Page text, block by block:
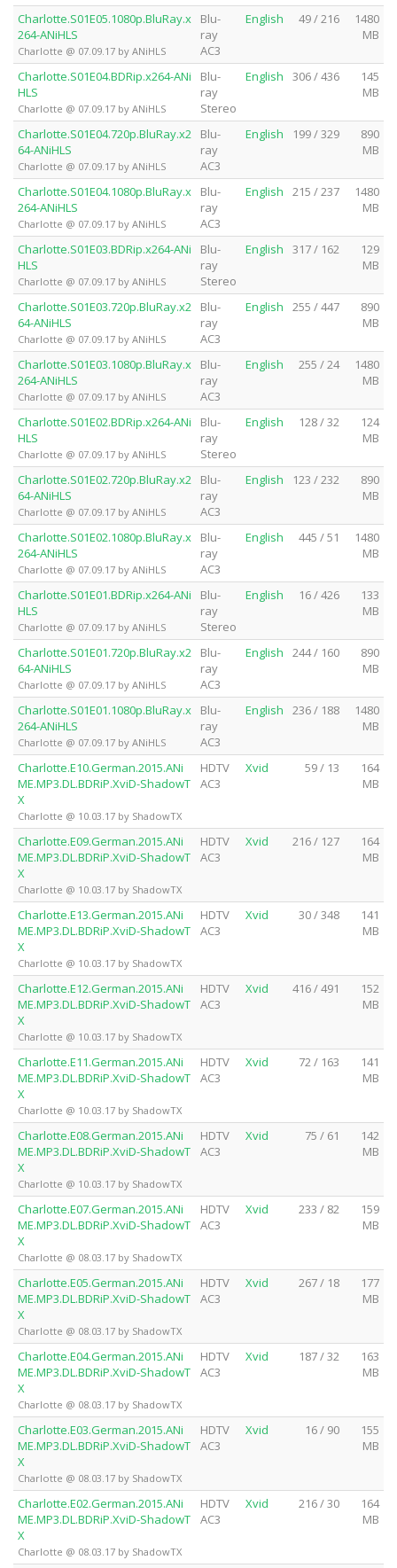
Charlotte.S01E05.1080p.BluRay.x
264-ANiHLS
Charlotte @ 07.09.17 by ANiHLS
Blu-
ray
AC3
English 49 / 216
1480
MB
Charlotte.S01E04.BDRip.x264-ANi
HLS
Charlotte @ 07.09.17 by ANiHLS
Blu-
ray
Stereo
English 306 / 436
145
MB
Charlotte.S01E04.720p.BluRay.x2
64-ANiHLS
Charlotte @ 07.09.17 by ANiHLS
Blu-
ray
AC3
English 199 / 329
890
MB
Charlotte.S01E04.1080p.BluRay.x
264-ANiHLS
Charlotte @ 07.09.17 by ANiHLS
Blu-
ray
AC3
English 215 / 237
1480
MB
Charlotte.S01E03.BDRip.x264-ANi
HLS
Charlotte @ 07.09.17 by ANiHLS
Blu-
ray
Stereo
English 317 / 162
129
MB
Charlotte.S01E03.720p.BluRay.x2
64-ANiHLS
Charlotte @ 07.09.17 by ANiHLS
Blu-
ray
AC3
English 255 / 447
890
MB
Charlotte.S01E03.1080p.BluRay.x
264-ANiHLS
Charlotte @ 07.09.17 by ANiHLS
Blu-
ray
AC3
English 255 / 24
1480
MB
Charlotte.S01E02.BDRip.x264-ANi
HLS
Charlotte @ 07.09.17 by ANiHLS
Blu-
ray
Stereo
English 128 / 32
124
MB
Charlotte.S01E02.720p.BluRay.x2
64-ANiHLS
Charlotte @ 07.09.17 by ANiHLS
Blu-
ray
AC3
English 123 / 232
890
MB
Charlotte.S01E02.1080p.BluRay.x
264-ANiHLS
Charlotte @ 07.09.17 by ANiHLS
Blu-
ray
AC3
English 445 / 51
1480
MB
Charlotte.S01E01.BDRip.x264-ANi
HLS
Charlotte @ 07.09.17 by ANiHLS
Blu-
ray
Stereo
English 16 / 426
133
MB
Charlotte.S01E01.720p.BluRay.x2
64-ANiHLS
Charlotte @ 07.09.17 by ANiHLS
Blu-
ray
AC3
English 244 / 160
890
MB
Charlotte.S01E01.1080p.BluRay.x
264-ANiHLS
Charlotte @ 07.09.17 by ANiHLS
Blu-
ray
AC3
English 236 / 188
1480
MB
Charlotte.E10.German.2015.ANi
ME.MP3.DL.BDRiP.XviD-ShadowT
X
Charlotte @ 10.03.17 by ShadowTX
HDTV
AC3
Xvid 59 / 13
164
MB
Charlotte.E09.German.2015.ANi
ME.MP3.DL.BDRiP.XviD-ShadowT
X
Charlotte @ 10.03.17 by ShadowTX
HDTV
AC3
Xvid 216 / 127
164
MB
Charlotte.E13.German.2015.ANi
ME.MP3.DL.BDRiP.XviD-ShadowT
X
Charlotte @ 10.03.17 by ShadowTX
HDTV
AC3
Xvid 30 / 348
141
MB
Charlotte.E12.German.2015.ANi
ME.MP3.DL.BDRiP.XviD-ShadowT
X
Charlotte @ 10.03.17 by ShadowTX
HDTV
AC3
Xvid 416 / 491
152
MB
Charlotte.E11.German.2015.ANi
ME.MP3.DL.BDRiP.XviD-ShadowT
X
Charlotte @ 10.03.17 by ShadowTX
HDTV
AC3
Xvid 72 / 163
141
MB
Charlotte.E08.German.2015.ANi
ME.MP3.DL.BDRiP.XviD-ShadowT
X
Charlotte @ 10.03.17 by ShadowTX
HDTV
AC3
Xvid 75 / 61
142
MB
Charlotte.E07.German.2015.ANi
ME.MP3.DL.BDRiP.XviD-ShadowT
X
Charlotte @ 08.03.17 by ShadowTX
HDTV
AC3
Xvid 233 / 82
159
MB
Charlotte.E05.German.2015.ANi
ME.MP3.DL.BDRiP.XviD-ShadowT
X
Charlotte @ 08.03.17 by ShadowTX
HDTV
AC3
Xvid 267 / 18
177
MB
Charlotte.E04.German.2015.ANi
ME.MP3.DL.BDRiP.XviD-ShadowT
X
Charlotte @ 08.03.17 by ShadowTX
HDTV
AC3
Xvid 187 / 32
163
MB
Charlotte.E03.German.2015.ANi
ME.MP3.DL.BDRiP.XviD-ShadowT
X
Charlotte @ 08.03.17 by ShadowTX
HDTV
AC3
Xvid 16 / 90
155
MB
Charlotte.E02.German.2015.ANi
ME.MP3.DL.BDRiP.XviD-ShadowT
X
Charlotte @ 08.03.17 by ShadowTX
HDTV
AC3
Xvid 216 / 30
164
MB